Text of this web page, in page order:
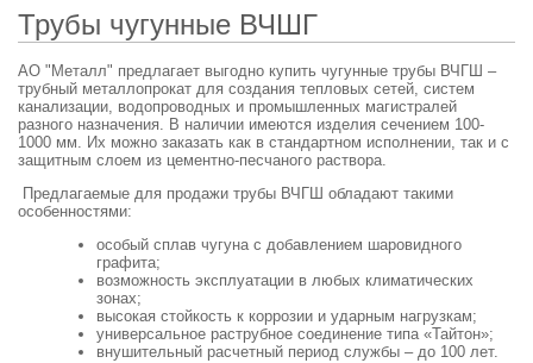
Трубы чугунные ВЧШГ
АО "Металл" предлагает выгодно купить чугунные трубы ВЧГШ –
трубный металлопрокат для создания тепловых сетей, систем
канализации, водопроводных и промышленных магистралей
разного назначения. В наличии имеются изделия сечением 100-
1000 мм. Их можно заказать как в стандартном исполнении, так и с
защитным слоем из цементно-песчаного раствора.
Предлагаемые для продажи трубы ВЧГШ обладают такими
особенностями:
особый сплав чугуна с добавлением шаровидного
графита;
возможность эксплуатации в любых климатических
зонах;
высокая стойкость к коррозии и ударным нагрузкам;
универсальное раструбное соединение типа «Тайтон»;
внушительный расчетный период службы – до 100 лет.